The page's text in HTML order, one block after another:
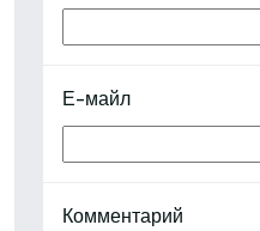
Е-майл
Комментарий